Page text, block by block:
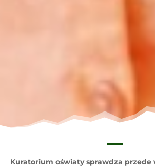
Kuratorium oświaty sprawdza przede